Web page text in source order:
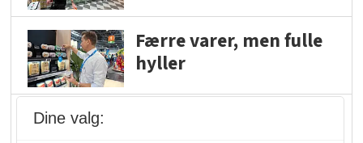
Færre varer, men fulle
hyller
Dine valg: